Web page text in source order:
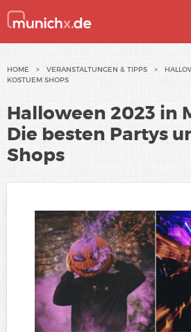
Skip
content
HOME > VERANSTALTUNGEN & TIPPS >
KOSTUEM SHOPS
Halloween 2023 in
Die besten Partys
Shops